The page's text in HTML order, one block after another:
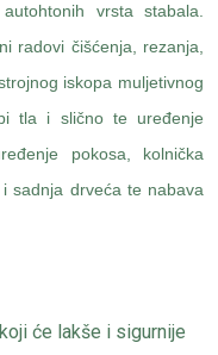
vrsta stabala.
radovi čišćenja, rezanja,
iskopa muljetivnog
tla i slično te uređenje
pokosa, kolnička
sadnja drveća te nabava
će lakše i sigurnije